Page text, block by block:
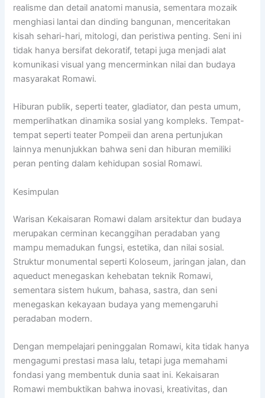
realisme dan detail anatomi manusia, sementara mozaik
menghiasi lantai dan dinding bangunan, menceritakan
kisah sehari-hari, mitologi, dan peristiwa penting. Seni ini
tidak hanya bersifat dekoratif, tetapi juga menjadi alat
komunikasi visual yang mencerminkan nilai dan budaya
masyarakat Romawi.
Hiburan publik, seperti teater, gladiator, dan pesta umum,
memperlihatkan dinamika sosial yang kompleks. Tempat-
tempat seperti teater Pompeii dan arena pertunjukan
lainnya menunjukkan bahwa seni dan hiburan memiliki
peran penting dalam kehidupan sosial Romawi.
Kesimpulan
Warisan Kekaisaran Romawi dalam arsitektur dan budaya
merupakan cerminan kecanggihan peradaban yang
mampu memadukan fungsi, estetika, dan nilai sosial.
Struktur monumental seperti Koloseum, jaringan jalan, dan
aqueduct menegaskan kehebatan teknik Romawi,
sementara sistem hukum, bahasa, sastra, dan seni
menegaskan kekayaan budaya yang memengaruhi
peradaban modern.
Dengan mempelajari peninggalan Romawi, kita tidak hanya
mengagumi prestasi masa lalu, tetapi juga memahami
fondasi yang membentuk dunia saat ini. Kekaisaran
Romawi membuktikan bahwa inovasi, kreativitas, dan